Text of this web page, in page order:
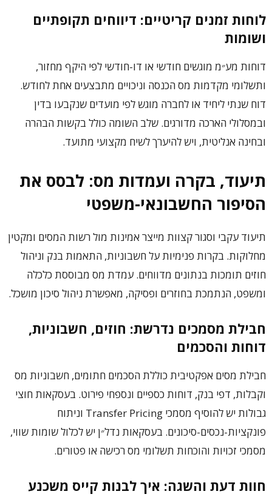
לוחות זמנים קריטיים: דיווחים תקופתיים
ושומות
דוחות מע״מ מוגשים חודשי או דו-חודשי לפי היקף מחזור,
ותשלומי מקדמות מס הכנסה וניכויים מתבצעים אחת לחודש.
דוח שנתי ליחיד או לחברה מוגש לפי מועדים שנקבעו בדין
ובמסלולי הארכה מדורגים. שלב השומה כולל בקשות הבהרה
ובחינה אנליטית, ויש להיערך לשיח מקצועי מתועד.
תיעוד, בקרה ועמדות מס: לבסס את
הסיפור החשבונאי-משפטי
תיעוד עקבי וסגור קצוות מייצר אמינות מול רשות המסים ומקטין
מחלוקות. בקרות פנימיות על חשבוניות, התאמות בנק וניהול
חוזים תומכות בנתונים מדווחים. עמדת מס מבוססת כלכלה
ומשפט, הנתמכת בחוזרים ופסיקה, מאפשרת ניהול סיכון מושכל.
חבילת מסמכים נדרשת: חוזים, חשבוניות,
דוחות והסכמים
חבילת מסים אפקטיבית כוללת הסכמים חתומים, חשבוניות מס
וקבלות, דפי בנק, דוחות כספיים ונספחי פירוט. בעסקאות חוצי
גבולות יש להוסיף מסמכי Transfer Pricing וניתוח
פונקציות-נכסים-סיכונים. בעסקאות נדל״ן יש לכלול שומות שווי,
מסמכי זכויות והוכחות תשלומי מס רכישה או פטורים.
חוות דעת והשגה: איך לבנות קייס משכנע